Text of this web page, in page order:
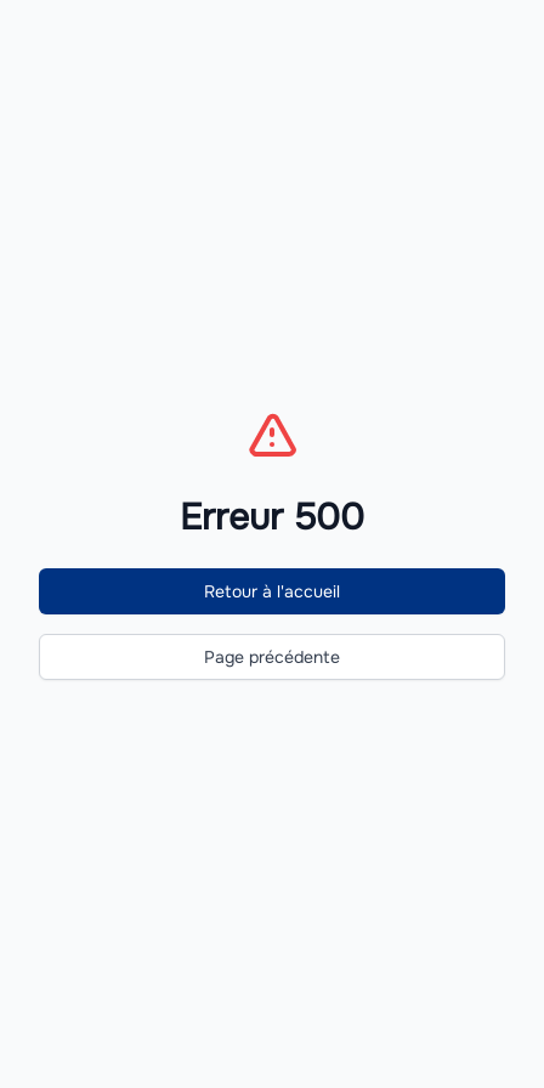
Erreur 500
Retour à l'accueil
Page précédente